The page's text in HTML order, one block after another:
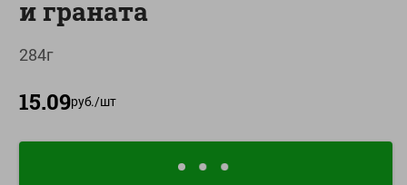
О сервисе
Настройки файлов cookie
доставкой и бонусной картой
и граната
284г
15.09руб./шт